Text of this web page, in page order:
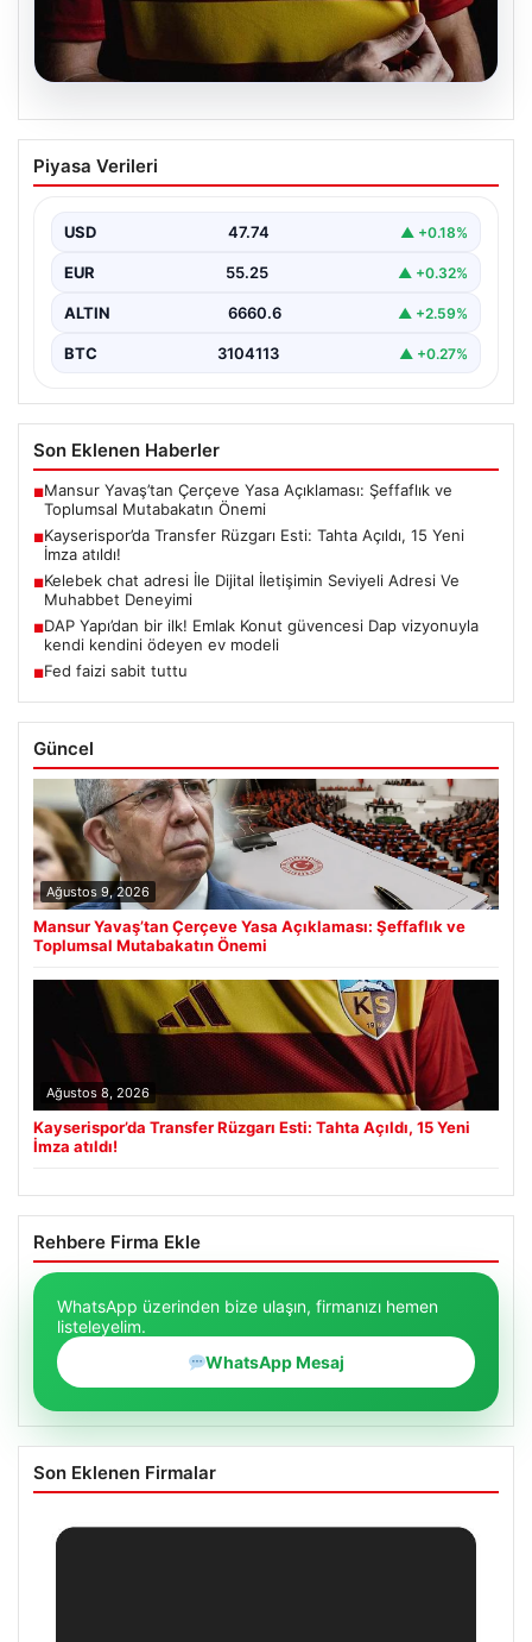
08.08.2026
Kayserispor’da Transfer Rüzgarı Esti:
Tahta Açıldı, 15 Yeni İmza atıldı!
sezonunda büyük bir adım atarak resmi olarak transfer
engelini…
Piyasa Verileri
USD 47.74 ▲ +0.18%
EUR 55.25 ▲ +0.32%
ALTIN 6660.6 ▲ +2.59%
BTC 3104113 ▲ +0.27%
Son Eklenen Haberler
■Mansur Yavaş’tan Çerçeve Yasa Açıklaması: Şeffaflık ve
Toplumsal Mutabakatın Önemi
■Kayserispor’da Transfer Rüzgarı Esti: Tahta Açıldı, 15 Yeni
İmza atıldı!
■Kelebek chat adresi İle Dijital İletişimin Seviyeli Adresi Ve
Muhabbet Deneyimi
■DAP Yapı’dan bir ilk! Emlak Konut güvencesi Dap vizyonuyla
kendi kendini ödeyen ev modeli
■Fed faizi sabit tuttu
Güncel
Ağustos 9, 2026
Mansur Yavaş’tan Çerçeve Yasa Açıklaması: Şeffaflık ve
Toplumsal Mutabakatın Önemi
Ağustos 8, 2026
Kayserispor’da Transfer Rüzgarı Esti: Tahta Açıldı, 15 Yeni
İmza atıldı!
Rehbere Firma Ekle
WhatsApp üzerinden bize ulaşın, firmanızı hemen
listeleyelim.
WhatsApp Mesaj
Son Eklenen Firmalar